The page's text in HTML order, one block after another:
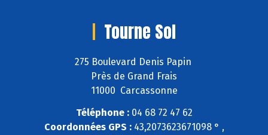
Tourne Sol
275 Boulevard Denis Papin
Près de Grand Frais
11000 Carcassonne
Téléphone :04 68 72 47 62
Coordonnées GPS :43,2073623671098 ° ,